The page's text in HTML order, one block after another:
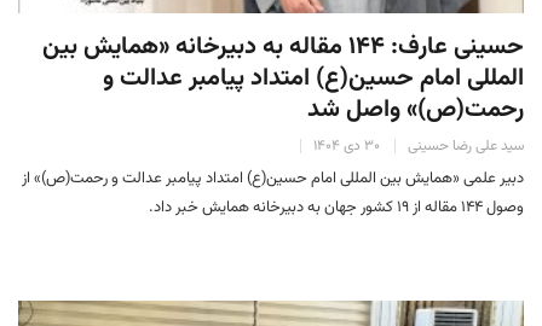
حسینی عارف: ۱۴۴ مقاله به دبیرخانه «همایش بین
المللی امام حسین(ع) امتداد پیامبر عدالت و
رحمت(ص)» واصل شد
سید علی رضا حسینی ۳۰ دی ۱۴۰۴
دبیر علمی «همایش بین المللی امام حسین(ع) امتداد پیامبر عدالت و رحمت(ص)» از
وصول ۱۴۴ مقاله از ۱۹ کشور جهان به دبیرخانه همایش خبر داد.